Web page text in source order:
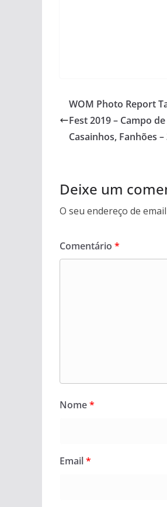
WOM Photo Report
Fest 2019 – Campo
Casainhos, Fanhões –
Deixe um
O seu endereço de
Comentário *
Nome*
Email*